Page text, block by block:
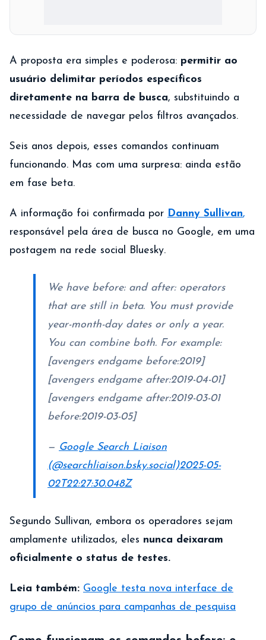
A proposta era simples e poderosa: permitir ao
usuário delimitar períodos específicos
diretamente na barra de busca, substituindo a
necessidade de navegar pelos filtros avançados.
Seis anos depois, esses comandos continuam
funcionando. Mas com uma surpresa: ainda estão
em fase beta.
A informação foi confirmada por Danny Sullivan,
responsável pela área de busca no Google, em uma
postagem na rede social Bluesky.
We have before: and after: operators
that are still in beta. You must provide
year-month-day dates or only a year.
You can combine both. For example:
[avengers endgame before:2019]
[avengers endgame after:2019-04-01]
[avengers endgame after:2019-03-01
before:2019-03-05]
— Google Search Liaison
(@searchliaison.bsky.social)2025-05-
02T22:27:30.048Z
Segundo Sullivan, embora os operadores sejam
amplamente utilizados, eles nunca deixaram
oficialmente o status de testes.
Leia também: Google testa nova interface de
grupo de anúncios para campanhas de pesquisa